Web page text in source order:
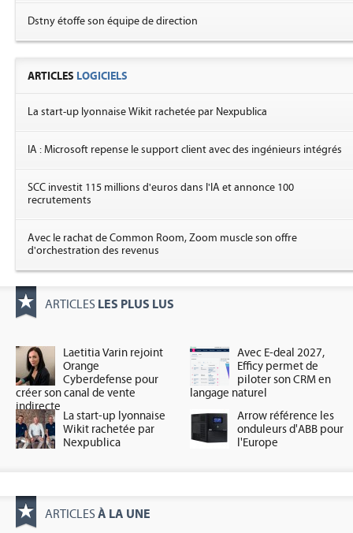
Dstny étoffe son équipe de direction
ARTICLES LOGICIELS
La start-up lyonnaise Wikit rachetée par Nexpublica
IA : Microsoft repense le support client avec des ingénieurs intégrés
SCC investit 115 millions d'euros dans l'IA et annonce 100
recrutements
Avec le rachat de Common Room, Zoom muscle son offre
d'orchestration des revenus
ARTICLES LES PLUS LUS
Laetitia Varin rejoint
Orange
Cyberdefense pour
créer son canal de vente
indirecte
Avec E-deal 2027,
Efficy permet de
piloter son CRM en
langage naturel
La start-up lyonnaise
Wikit rachetée par
Nexpublica
Arrow référence les
onduleurs d'ABB pour
l'Europe
ARTICLES À LA UNE